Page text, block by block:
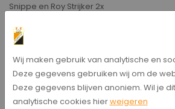
Snippe en Roy Strijker 2x
Bekijk de foto's
- HHC Vr. 1 - Hollandscheveld Vr. 1, uitslag
Suzan perdok
Wij maken gebruik van analytische en
Deze gegevens gebruiken wij om de
Deze gegevens blijven anoniem. Wil je
analytische cookies hierweigeren